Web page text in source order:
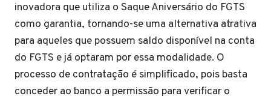
inovadora que utiliza o Saque Aniversário do FGTS
como garantia, tornando-se uma alternativa atrativa
para aqueles que possuem saldo disponível na conta
do FGTS e já optaram por essa modalidade. O
processo de contratação é simplificado, pois basta
conceder ao banco a permissão para verificar o